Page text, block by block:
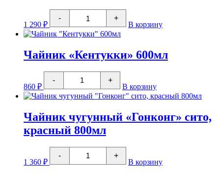
1 290 ₽
-
Количество
товара
Чайник
"Ингрид"
+
В корзину
Чайник «Кентукки» 600мл
860 ₽
-
Количество
товара
Чайник
"Кентукки"
+
В корзину
Чайник чугунный «Гонконг» сито,
красный 800мл
1 360 ₽
-
Количество
товара
Чайник
+
В корзину